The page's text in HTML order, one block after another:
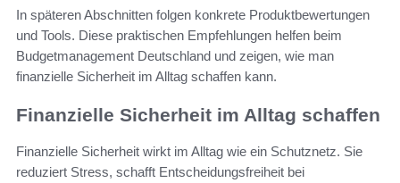
In späteren Abschnitten folgen konkrete Produktbewertungen
und Tools. Diese praktischen Empfehlungen helfen beim
Budgetmanagement Deutschland und zeigen, wie man
finanzielle Sicherheit im Alltag schaffen kann.
Finanzielle Sicherheit im Alltag schaffen
Finanzielle Sicherheit wirkt im Alltag wie ein Schutznetz. Sie
reduziert Stress, schafft Entscheidungsfreiheit bei